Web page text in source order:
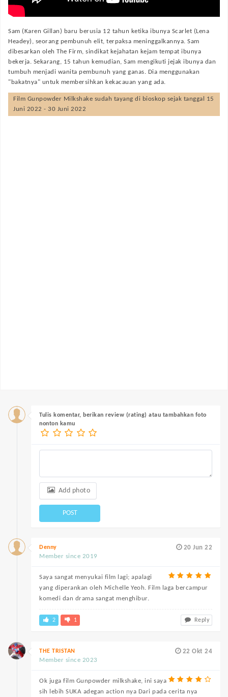
Sam (Karen Gillan) baru berusia 12 tahun ketika ibunya Scarlet (Lena
Headey), seorang pembunuh elit, terpaksa meninggalkannya. Sam
dibesarkan oleh The Firm, sindikat kejahatan kejam tempat ibunya
bekerja. Sekarang, 15 tahun kemudian, Sam mengikuti jejak ibunya dan
tumbuh menjadi wanita pembunuh yang ganas. Dia menggunakan
"bakatnya" untuk membersihkan kekacauan yang ada.
Film Gunpowder Milkshake sudah tayang di bioskop sejak tanggal 15
Juni 2022 - 30 Juni 2022
Tulis komentar, berikan review (rating) atau tambahkan foto
nonton kamu
Add photo
POST
20 Jun 22
Denny
Member since 2019
Saya sangat menyukai film lagi; apalagi
yang diperankan oleh Michelle Yeoh. Film laga bercampur
komedi dan drama sangat menghibur.
2 1 Reply
22 Okt 24
THE TRISTAN
Member since 2023
Ok juga film Gunpowder milkshake, ini saya
sih lebih SUKA adegan action nya Dari pada cerita nya